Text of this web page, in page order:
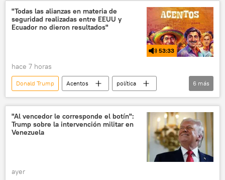
Alternativa para Alemania
Unión Demócrata Cristiana de Alemania (CDU)
"Todas las alianzas en materia de
seguridad realizadas entre EEUU y
Ecuador no dieron resultados"
53:33
hace 7 horas
Donald Trump Acentos
política
Fidel Castro
Hugo Chávez
Ecuador
EEUU
Cuba OTAN
6 más
"Al vencedor le corresponde el botín":
Trump sobre la intervención militar en
Venezuela
ayer